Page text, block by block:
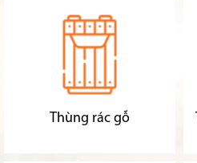
Thùng rác gỗ